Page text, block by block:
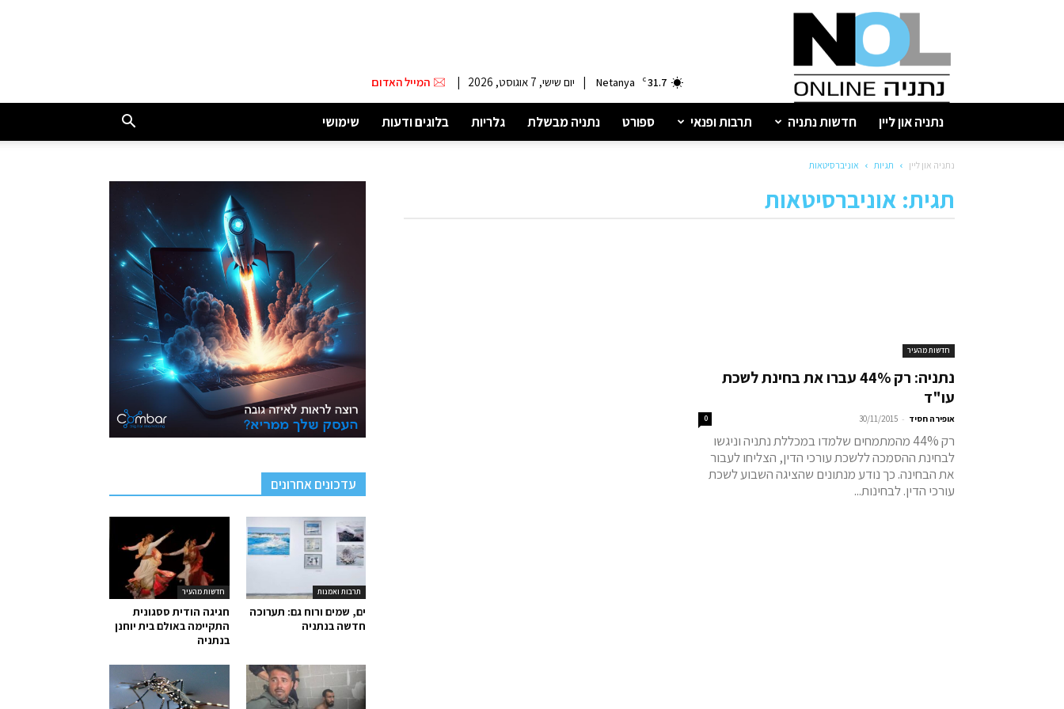
נתניה
31.7
C
Netanya
| יום שישי, 7 אוגוסט, 2026 | המייל האדום
נתניה און ליין חדשות נתניה תרבות ופנאי ספורט נתניה מבשלת גלריות בלוגים ודעות שימושי
נתניה און ליין תגיות אוניברסיטאות
תגית: אוניברסיטאות
חדשות מהעיר
נתניה: רק 44% עברו את בחינת לשכת
עו"ד
אופירה חסיד -
30/11/2015
0
רק 44% מהמתמחים שלמדו במכללת נתניה וניגשו
לבחינת ההסמכה ללשכת עורכי הדין, הצליחו לעבור
את הבחינה. כך נודע מנתונים שהציגה השבוע לשכת
עורכי הדין. לבחינות...
עדכונים אחרונים
חדשות מהעיר
חגיגה הודית ססגונית
התקיימה באולם בית יוחנן
בנתניה
תרבות ואמנות
ים, שמים ורוח גם: תערוכה
חדשה בנתניה